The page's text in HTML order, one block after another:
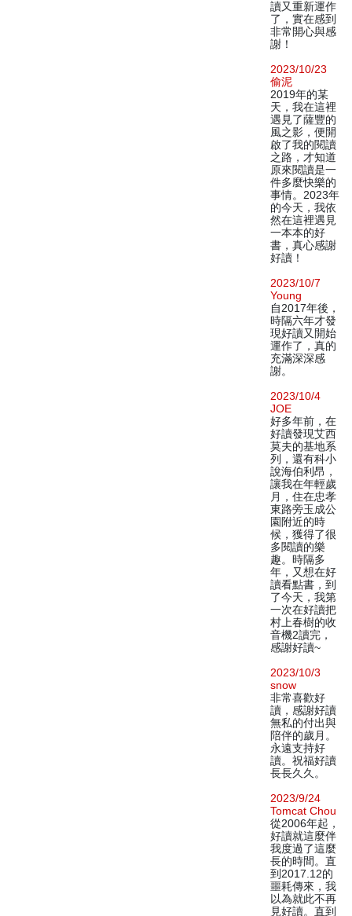
讀又重新運作
了，實在感到
非常開心與感
謝！
2023/10/23
偷泥
2019年的某
天，我在這裡
遇見了薩豐的
風之影，便開
啟了我的閱讀
之路，才知道
原來閱讀是一
件多麼快樂的
事情。2023年
的今天，我依
然在這裡遇見
一本本的好
書，真心感謝
好讀！
2023/10/7
Young
自2017年後，
時隔六年才發
現好讀又開始
運作了，真的
充滿深深感
謝。
2023/10/4
JOE
好多年前，在
好讀發現艾西
莫夫的基地系
列，還有科小
說海伯利昂，
讓我在年輕歲
月，住在忠孝
東路旁玉成公
園附近的時
候，獲得了很
多閱讀的樂
趣。時隔多
年，又想在好
讀看點書，到
了今天，我第
一次在好讀把
村上春樹的收
音機2讀完，
感謝好讀~
2023/10/3
snow
非常喜歡好
讀，感謝好讀
無私的付出與
陪伴的歲月。
永遠支持好
讀。祝福好讀
長長久久。
2023/9/24
Tomcat Chou
從2006年起，
好讀就這麼伴
我度過了這麼
長的時間。直
到2017.12的
噩耗傳來，我
以為就此不再
見好讀。直到